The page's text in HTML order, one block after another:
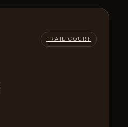
TRAIL COURT